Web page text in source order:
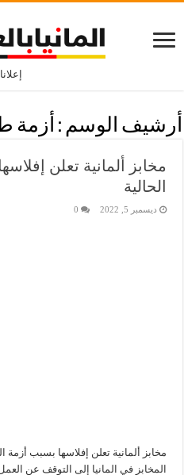
أرشيف الوسم : أزمة
مخابز ألمانية تعلن
الحالية
ديسمبر 5, 2022 0
مخابز ألمانية تعلن إفلاسها بسبب
المخابز في المانيا إلى التوقف عن